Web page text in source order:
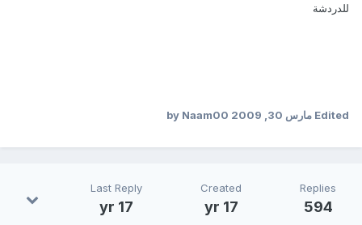
للدردشة
Edited مارس 30, 2009 by Naam00
Replies
594
Created
17 yr
Last Reply
17 yr